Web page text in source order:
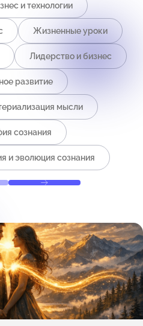
и технологии
Жизненные уроки
Лидерство и бизнес
развитие
мысли
сознания
и эволюция сознания